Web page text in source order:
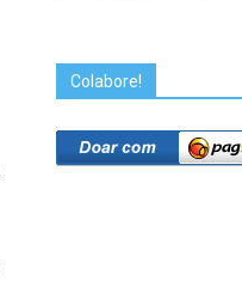
Colabore!